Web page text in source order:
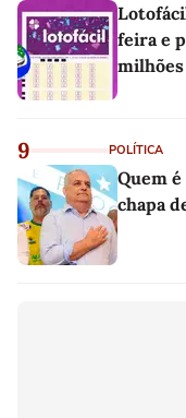
feira e
milhões
9 POLÍTICA
Quem
chapa